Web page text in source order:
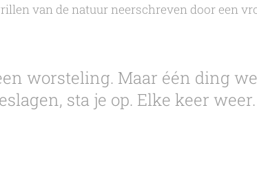
van de natuur neerschreven door een
worsteling. Maar één ding
sta je op. Elke keer weer.